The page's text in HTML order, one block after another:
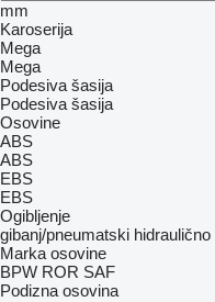
mm
Karoserija
Mega
Mega
Podesiva šasija
Podesiva šasija
Osovine
ABS
ABS
EBS
EBS
Ogibljenje
gibanj/pneumatski hidraulično
Marka osovine
BPW ROR SAF
Podizna osovina